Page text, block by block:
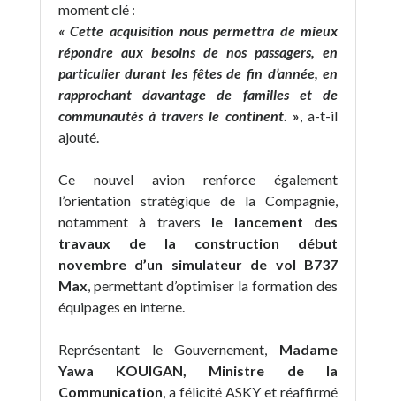
moment clé :
« Cette acquisition nous permettra de mieux
répondre aux besoins de nos passagers, en
particulier durant les fêtes de fin d’année, en
rapprochant davantage de familles et de
communautés à travers le continent. », a-t-il
ajouté.
Ce nouvel avion renforce également
l’orientation stratégique de la Compagnie,
notamment à travers le lancement des
travaux de la construction début
novembre d’un simulateur de vol B737
Max, permettant d’optimiser la formation des
équipages en interne.
Représentant le Gouvernement, Madame
Yawa KOUIGAN, Ministre de la
Communication, a félicité ASKY et réaffirmé